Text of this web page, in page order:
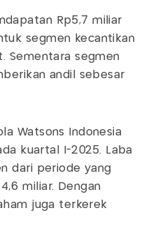
Rp5,7 miliar
segmen kecantikan
Sementara segmen
andil sebesar
Watsons Indonesia
kuartal I-2025. Laba
dari periode yang
miliar. Dengan
juga terkerek